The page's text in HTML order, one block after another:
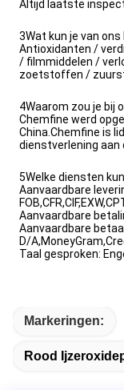
Altijd laatste
3Wat kun je van ons
Antioxidanten /
/ filmmiddelen /
zoetstoffen /
4Waarom zou je bij
Chemfine werd
China.Chemfine is
dienstverlening aan
5Welke diensten
Aanvaardbare
Aanvaardbare
Aanvaardbare
D/
Taal gesproken:
Markeringen:
Rood